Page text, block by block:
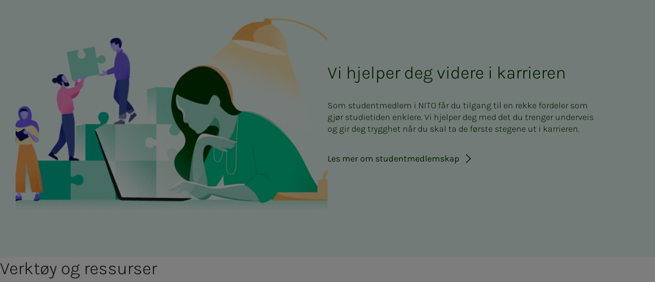
Vi hjelper deg videre i karrieren
Som studentmedlem i NITO får du tilgang til en rekke fordeler som
gjør studietiden enklere. Vi hjelper deg med det du trenger underveis
og gir deg trygghet når du skal ta de første stegene ut i karrieren.
Les mer om studentmedlemskap
Ver­k­tøy og res­sur­­­ser